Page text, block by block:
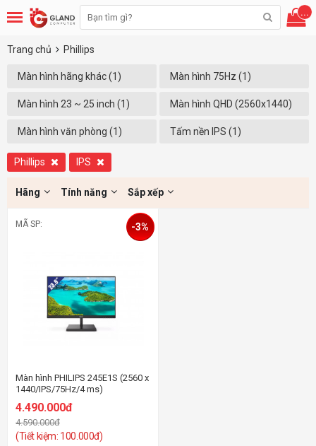
...
Trang chủ Phillips
Màn hình hãng khác (1) Màn hình 75Hz (1)
Màn hình 23 ~ 25 inch (1) Màn hình QHD (2560x1440)
(Xóa)
Màn hình văn phòng (1) Tấm nền IPS (1)
Phillips IPS
Hãng Tính năng Sắp xếp
MÃ SP:
Màn hình PHILIPS 245E1S (2560 x
1440/IPS/75Hz/4 ms)
4.490.000đ
4.590.000đ
(Tiết kiệm: 100.000đ)
-3%